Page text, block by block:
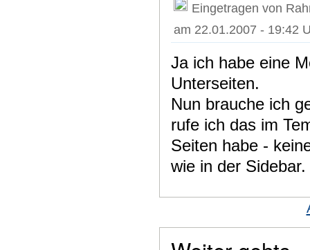
Eingetragen von
am 22.01.2007 - 19:42
Ja ich habe eine
Unterseiten.
Nun brauche ich
rufe ich das im
Seiten habe -
wie in der Sidebar.